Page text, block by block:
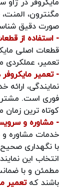
مگنترون،
صورت دقیق
- استفاده از
قطعات اصلی
تعمیر،
- تعمیر
نمایندگی،
فوری است.
کوتاه ترین
- مشاوره و
خدمات مشاوره و
با نگهداری
انتخاب این
مطمئن و با
باشند کهتعمیر